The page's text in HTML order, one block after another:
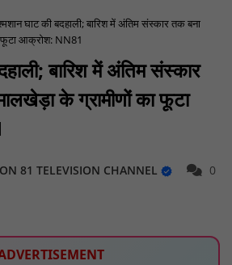
घाट की बदहाली; बारिश में अंतिम संस्कार तक बना
फूटा आक्रोश: NN81
बारिश में अंतिम संस्कार
के ग्रामीणों का फूटा
81 TELEVISION CHANNEL 0